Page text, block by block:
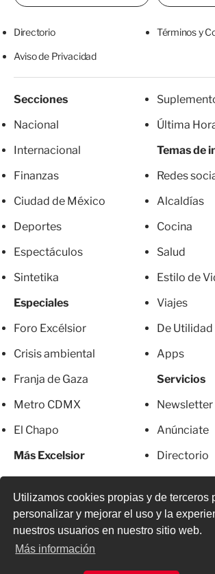
Utilizamos cookies propias y de terceros
personalizar y mejorar el uso y la
nuestros usuarios en nuestro sitio web.
Más información
Directorio Términos y
Aviso de Privacidad
Secciones
Nacional
Internacional
Finanzas
Ciudad de México
Deportes
Espectáculos
Sintetika
Especiales
Foro Excélsior
Crisis ambiental
Franja de Gaza
Metro CDMX
El Chapo
Más Excelsior
Última
Temas de
Redes
Alcaldías
Cocina
Salud
Estilo de
Viajes
De Utilidad
Apps
Servicios
Newsletter
Anúnciate
Directorio
© 2026 Todos los derechos reservados. Prohibida
o parcial, incluyendo cualquier medio